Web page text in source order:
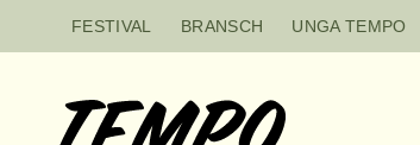
FESTIVAL BRANSCH UNGA TEMPO